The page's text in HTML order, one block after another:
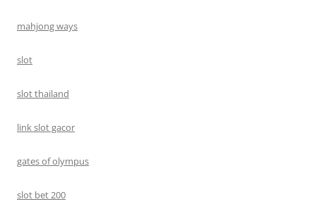
mahjong ways
slot
slot thailand
link slot gacor
gates of olympus
slot bet 200